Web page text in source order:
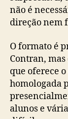
não é
direção nem
O formato é
Contran,
que oferece
homologada
alunos e